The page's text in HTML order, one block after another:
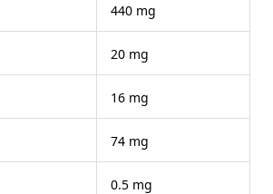
440 mg
20 mg
16 mg
74 mg
0.5 mg